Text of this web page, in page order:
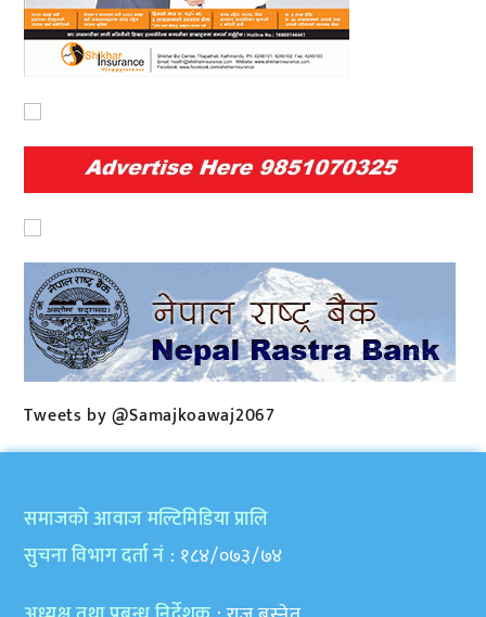
Tweets by @Samajkoawaj2067
समाजकाे आवाज मल्टिमिडिया प्रालि
सुचना विभाग दर्ता नं : १८४/०७३/७४